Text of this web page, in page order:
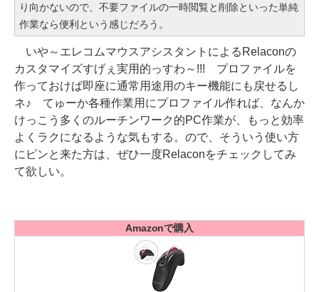
り向かないので、不要ファイルの一時閲覧と削除といった単純
作業なら便利という感じだろう。
いや～エレコムマウスアシスタントによるRelaconの
カスタマイズすげぇ実用的っすわ～!!! プロファイルを
作っておけば即座に通常用途用のキー機能にも戻せるし
ネ♪ てゅーか各種作業用にプロファイル作れば、なんか
けっこう多くのルーチンワーク的PC作業が、もっと効率
よくラクになるような気もする。ので、そういう使い方
にピンと来た方は、ぜひ一度Relaconをチェックしてみ
て欲しい。
Amazonで購入